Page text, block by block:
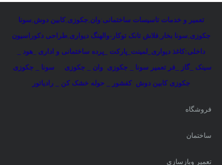
تعمیر و خدمات تاسیسات ساختمانی:وان جکوزی ,کابین دوش سونا
جکوزی سونا بخار فلاش تانک توکار-والهنگ دیواری ,طراحی دکوراسیون
داخلی:کاغذ دیواری_لمینت_پارکت _پرده ساختمانی و اداری _هود _
سینک _گاز _فر تعمیر سونا _ جکوزی وان _ جکوزی سونا _ جکوزی
جکوزی کابین دوش کفشور _ حوله خشک کن _ رادیاتور
فروشگاه
ساختمان
تعمیر وبازسازی